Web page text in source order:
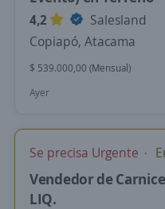
4,2
Salesland
Copiapó, Atacama
$ 539.000,00 (Mensual)
Ayer
Se precisa Urgente
Vendedor de
LIQ.